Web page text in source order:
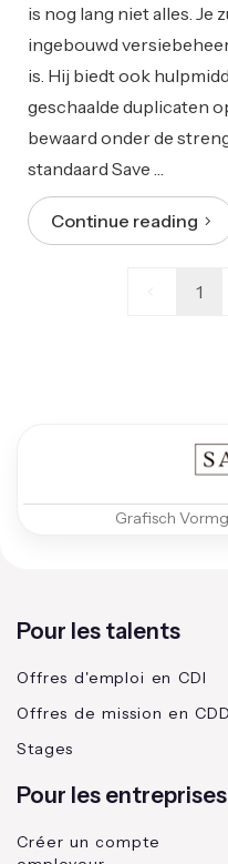
is nog lang niet alles. Je
ingebouwd
is. Hij biedt ook
geschaalde duplicaten
bewaard onder de
standaard Save …
Continue reading
1
Grafisch
Pour les talents
Offres d'emploi en CDI
Offres de mission en CDD
Stages
Pour les entreprises
Créer un compte